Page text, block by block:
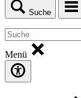
Suche
Menü